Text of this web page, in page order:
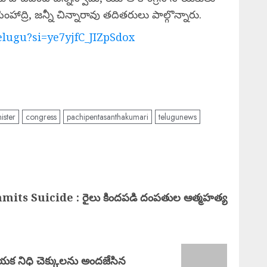
జన్నీ చిన్నారావు తదితరులు పాల్గొన్నారు.
congress pachipentasanthakumari telugunews
Suicide : రైలు కిందపడి దంపతుల ఆత్మహత్య
నిధి చెక్కులను అందజేసిన